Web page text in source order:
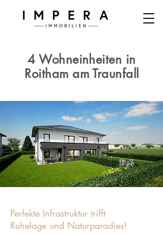
4 Wohneinheiten in
Roitham am Traunfall
Perfekte Infrastruktur trifft
Ruhelage und Naturparadies!